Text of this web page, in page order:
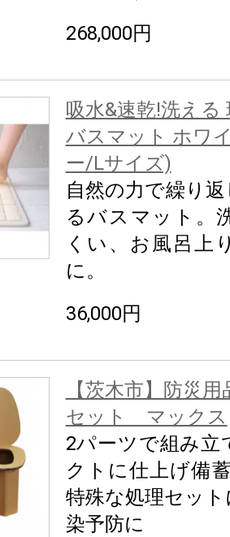
268,000円
吸水&速乾!洗える
バスマット ホワ
ー/Lサイズ)
自然の力で繰り
るバスマット。
くい、お風呂上
に。
36,000円
【茨木市】防災
セット マックス
2パーツで組み立
クトに仕上げ備
特殊な処理セッ
染予防に